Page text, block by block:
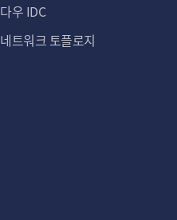
다우 IDC
네트워크 토플로지